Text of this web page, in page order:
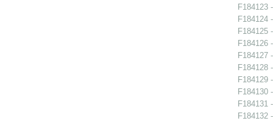
F184123
F184124
F184125
F184126
F184127
F184128
F184129
F184130
F184131
F184132